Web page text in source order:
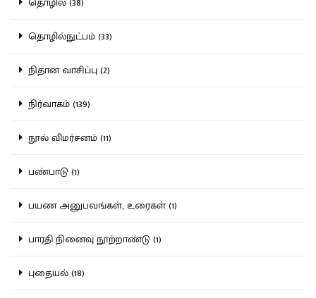
தொழில்நுட்பம் (33)
நிதான வாசிப்பு (2)
நிர்வாகம் (139)
நூல் விமர்சனம் (11)
பண்பாடு (1)
பயண அனுபவங்கள், உரைகள் (1)
பாரதி நினைவு நூற்றாண்டு (1)
புதையல் (18)